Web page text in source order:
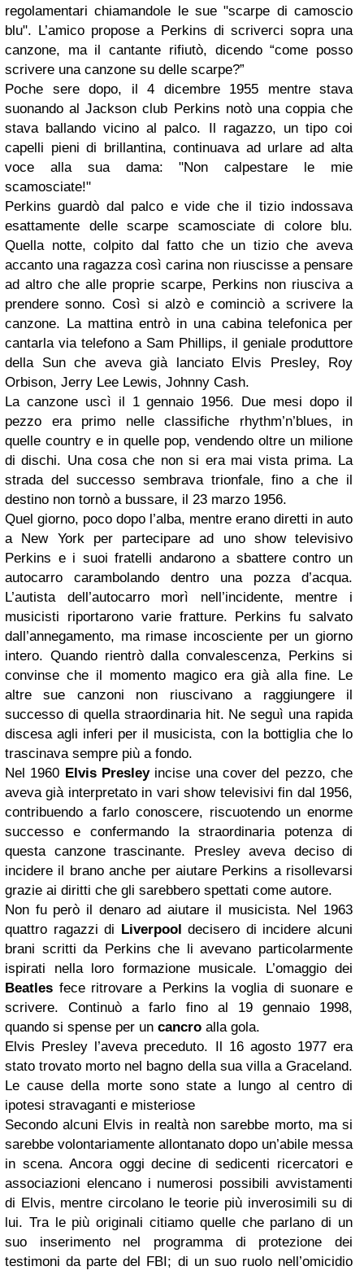
regolamentari chiamandole le sue "scarpe di camoscio
blu". L’amico propose a Perkins di scriverci sopra una
canzone, ma il cantante rifiutò, dicendo “come posso
scrivere una canzone su delle scarpe?”
Poche sere dopo, il 4 dicembre 1955 mentre stava
suonando al Jackson club Perkins notò una coppia che
stava ballando vicino al palco. Il ragazzo, un tipo coi
capelli pieni di brillantina, continuava ad urlare ad alta
voce alla sua dama: "Non calpestare le mie
scamosciate!"
Perkins guardò dal palco e vide che il tizio indossava
esattamente delle scarpe scamosciate di colore blu.
Quella notte, colpito dal fatto che un tizio che aveva
accanto una ragazza così carina non riuscisse a pensare
ad altro che alle proprie scarpe, Perkins non riusciva a
prendere sonno. Così si alzò e cominciò a scrivere la
canzone. La mattina entrò in una cabina telefonica per
cantarla via telefono a Sam Phillips, il geniale produttore
della Sun che aveva già lanciato Elvis Presley, Roy
Orbison, Jerry Lee Lewis, Johnny Cash.
La canzone uscì il 1 gennaio 1956. Due mesi dopo il
pezzo era primo nelle classifiche rhythm’n’blues, in
quelle country e in quelle pop, vendendo oltre un milione
di dischi. Una cosa che non si era mai vista prima. La
strada del successo sembrava trionfale, fino a che il
destino non tornò a bussare, il 23 marzo 1956.
Quel giorno, poco dopo l’alba, mentre erano diretti in auto
a New York per partecipare ad uno show televisivo
Perkins e i suoi fratelli andarono a sbattere contro un
autocarro carambolando dentro una pozza d’acqua.
L’autista dell’autocarro morì nell’incidente, mentre i
musicisti riportarono varie fratture. Perkins fu salvato
dall’annegamento, ma rimase incosciente per un giorno
intero. Quando rientrò dalla convalescenza, Perkins si
convinse che il momento magico era già alla fine. Le
altre sue canzoni non riuscivano a raggiungere il
successo di quella straordinaria hit. Ne seguì una rapida
discesa agli inferi per il musicista, con la bottiglia che lo
trascinava sempre più a fondo.
Nel 1960 Elvis Presleyincise una cover del pezzo, che
aveva già interpretato in vari show televisivi fin dal 1956,
contribuendo a farlo conoscere, riscuotendo un enorme
successo e confermando la straordinaria potenza di
questa canzone trascinante. Presley aveva deciso di
incidere il brano anche per aiutare Perkins a risollevarsi
grazie ai diritti che gli sarebbero spettati come autore.
Non fu però il denaro ad aiutare il musicista. Nel 1963
quattro ragazzi di Liverpool decisero di incidere alcuni
brani scritti da Perkins che li avevano particolarmente
ispirati nella loro formazione musicale. L’omaggio dei
Beatles fece ritrovare a Perkins la voglia di suonare e
scrivere. Continuò a farlo fino al 19 gennaio 1998,
quando si spense per un cancro alla gola.
Elvis Presley l’aveva preceduto. Il 16 agosto 1977 era
stato trovato morto nel bagno della sua villa a Graceland.
Le cause della morte sono state a lungo al centro di
ipotesi stravaganti e misteriose
Secondo alcuni Elvis in realtà non sarebbe morto, ma si
sarebbe volontariamente allontanato dopo un’abile messa
in scena. Ancora oggi decine di sedicenti ricercatori e
associazioni elencano i numerosi possibili avvistamenti
di Elvis, mentre circolano le teorie più inverosimili su di
lui. Tra le più originali citiamo quelle che parlano di un
suo inserimento nel programma di protezione dei
testimoni da parte del FBI; di un suo ruolo nell’omicidio